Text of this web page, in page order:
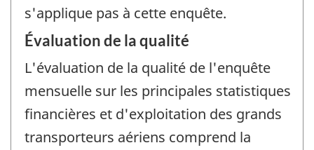
s'applique pas à cette enquête.
Évaluation de la qualité
L'évaluation de la qualité de l'enquête
mensuelle sur les principales statistiques
financières et d'exploitation des grands
transporteurs aériens comprend la